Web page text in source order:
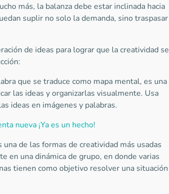
más, la balanza debe estar inclinada hacia
suplir no solo la demanda, sino traspasar
de ideas para lograr que la creatividad se
que se traduce como mapa mental, es una
las ideas y organizarlas visualmente. Usa
ideas en imágenes y palabras.
nueva ¡Ya es un hecho!
de las formas de creatividad más usadas
en una dinámica de grupo, en donde varias
tienen como objetivo resolver una situación